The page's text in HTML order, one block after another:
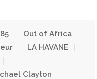
Out of Africa
LA HAVANE
Clayton